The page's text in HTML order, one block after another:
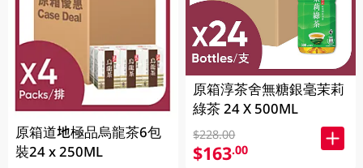
原箱道地極品烏龍茶6包
裝24 x 250ML
原箱淳茶舍無糖銀毫茉莉
綠茶 24 X 500ML
$228.00
$163.00